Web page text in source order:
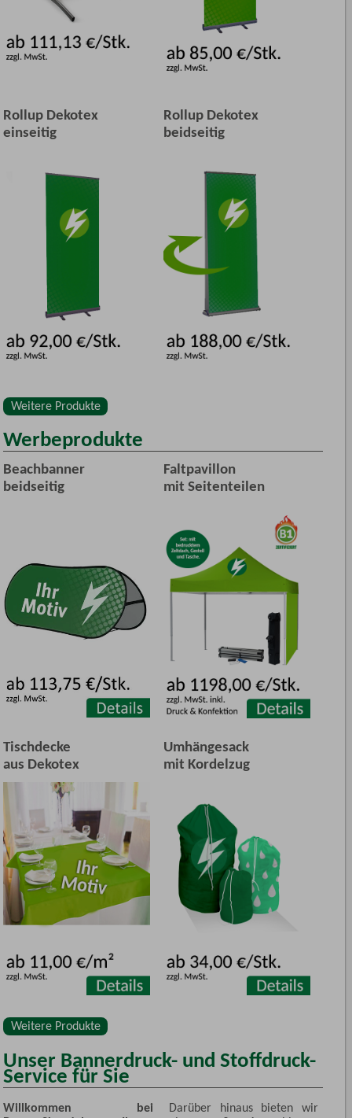
Rollup Dekotex
einseitig
Rollup Dekotex
beidseitig
Weitere Produkte
Werbeprodukte
Beachbanner
beidseitig
Faltpavillon
mit Seitenteilen
Tischdecke
aus Dekotex
Umhängesack
mit Kordelzug
Weitere Produkte
Unser Bannerdruck- und Stoffdruck-
Service für Sie
Willkommen bei
Darüber hinaus bieten wir